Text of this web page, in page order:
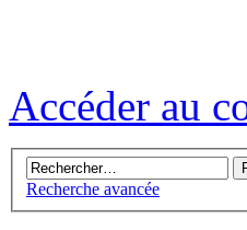
Accéder au
Recherche avancée